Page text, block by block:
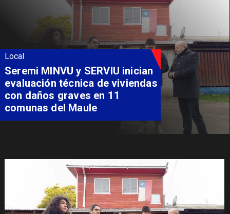
Local
Fondo Orasmi entrega apoyo a
familia de Romeral para
costear alimentación
especializada de niño con
Síndrome de Intestino Corto